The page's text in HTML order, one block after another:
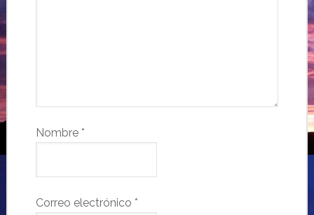
Nombre *
Correo electrónico *